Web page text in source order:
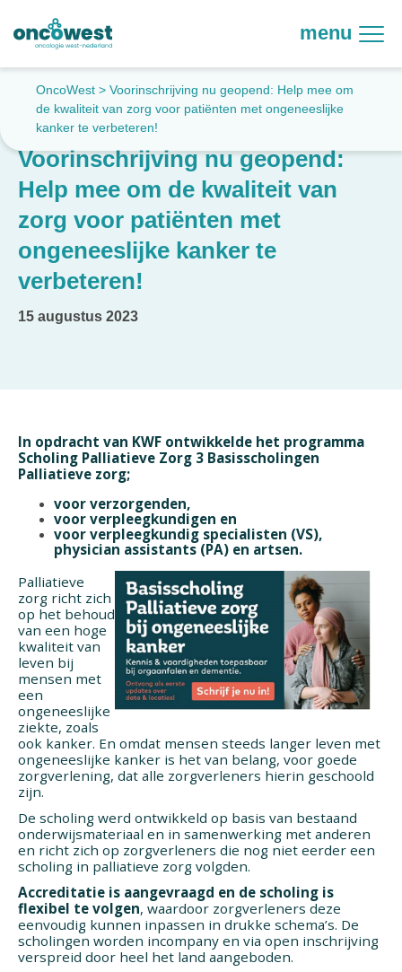
menu
OncoWest > Voorinschrijving nu geopend: Help mee om
de kwaliteit van zorg voor patiënten met ongeneeslijke
kanker te verbeteren!
Voorinschrijving nu geopend:
Help mee om de kwaliteit van
zorg voor patiënten met
ongeneeslijke kanker te
verbeteren!
15 augustus 2023
In opdracht van KWF ontwikkelde het programma
Scholing Palliatieve Zorg 3 Basisscholingen
Palliatieve zorg;
voor verzorgenden,
voor verpleegkundigen en
voor verpleegkundig specialisten (VS),
physician assistants (PA) en artsen.
Palliatieve
zorg richt zich
op het behoud
van een hoge
kwaliteit van
leven bij
mensen met
een
ongeneeslijke
ziekte, zoals
ook kanker. En omdat mensen steeds langer leven met
ongeneeslijke kanker is het van belang, voor goede
zorgverlening, dat alle zorgverleners hierin geschoold
zijn.
De scholing werd ontwikkeld op basis van bestaand
onderwijsmateriaal en in samenwerking met anderen
en richt zich op zorgverleners die nog niet eerder een
scholing in palliatieve zorg volgden.
Accreditatie is aangevraagd en de scholing is
flexibel te volgen, waardoor zorgverleners deze
eenvoudig kunnen inpassen in drukke schema’s. De
scholingen worden incompany en via open inschrijving
verspreid door heel het land aangeboden.